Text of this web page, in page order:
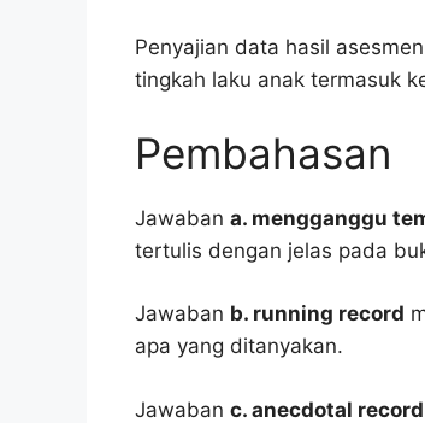
Penyajian data hasil
tingkah laku anak termasuk
Pembahasan
Jawaban a. mengganggu
tertulis dengan jelas pada
Jawaban b. running record
apa yang ditanyakan.
Jawaban c. anecdotal record